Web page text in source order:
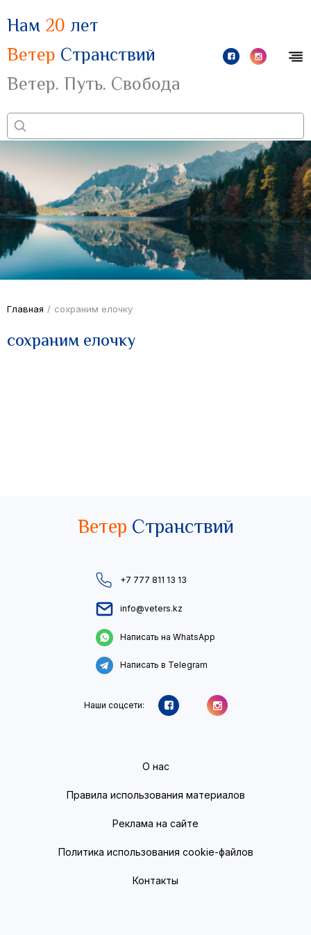
Нам 20 лет
Ветер Странствий
Ветер. Путь. Свобода
Главная / сохраним елочку
сохраним елочку
Ветер Странствий
+7 777 811 13 13
info@veters.kz
Написать на WhatsApp
Написать в Telegram
Наши соцсети:
О нас
Правила использования материалов
Реклама на сайте
Политика использования cookie-файлов
Контакты